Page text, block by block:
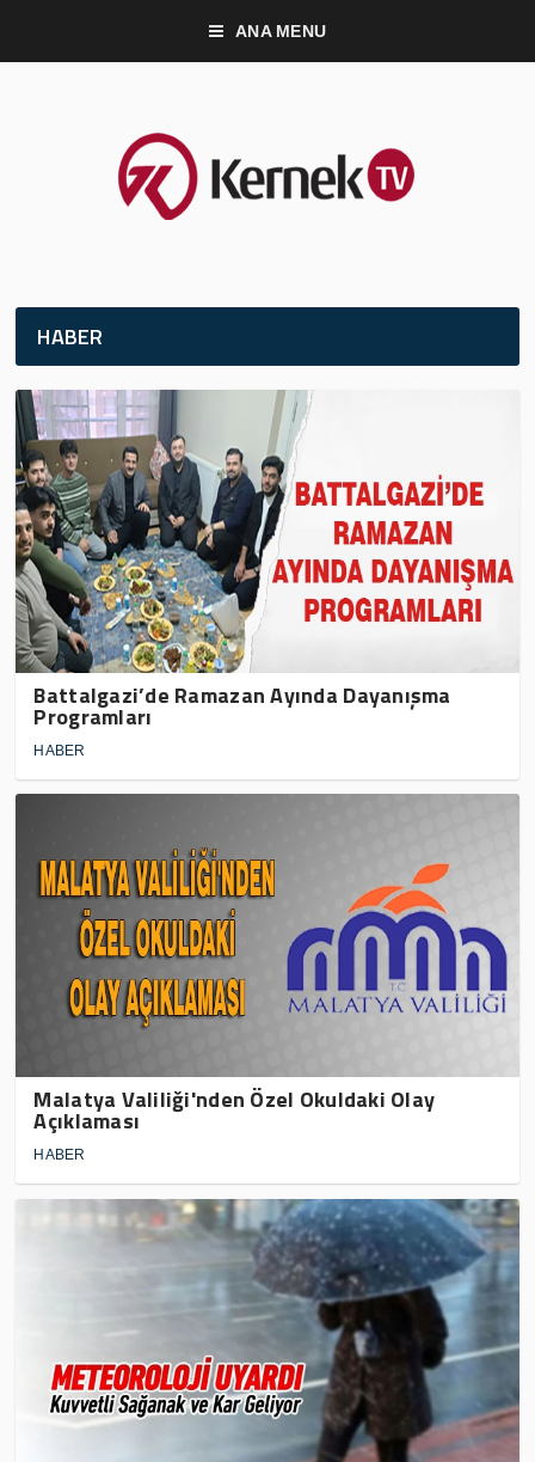
ANA MENU
HABER
Battalgazi’de Ramazan Ayında Dayanışma
Programları
HABER
Malatya Valiliği'nden Özel Okuldaki Olay
Açıklaması
HABER